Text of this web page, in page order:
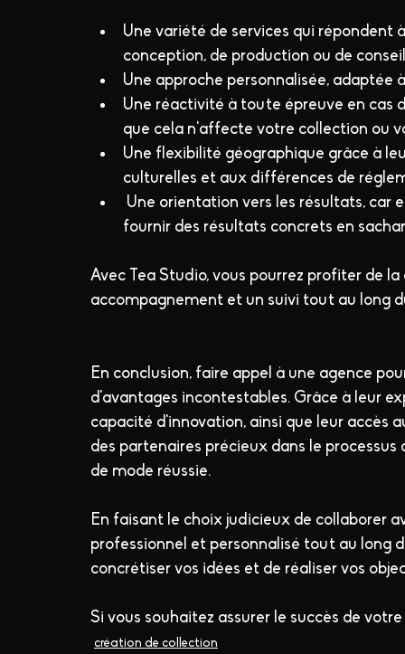
Une variété de services qui répondent
conception, de production ou de
Une approche personnalisée, adaptée
Une réactivité à toute épreuve en cas
que cela n'affecte votre collection ou
Une flexibilité géographique grâce à
culturelles et aux différences de
fournir des résultats concrets en
Avec Tea Studio, vous pourrez profiter de
accompagnement et un suivi tout au long
En conclusion, faire appel à une agence
d'avantages incontestables. Grâce à leur
capacité d'innovation, ainsi que leur accès
des partenaires précieux dans le
de mode réussie.
En faisant le choix judicieux de collaborer
professionnel et personnalisé tout au long
concrétiser vos idées et de réaliser vos
Si vous souhaitez assurer le succès de
création de collection